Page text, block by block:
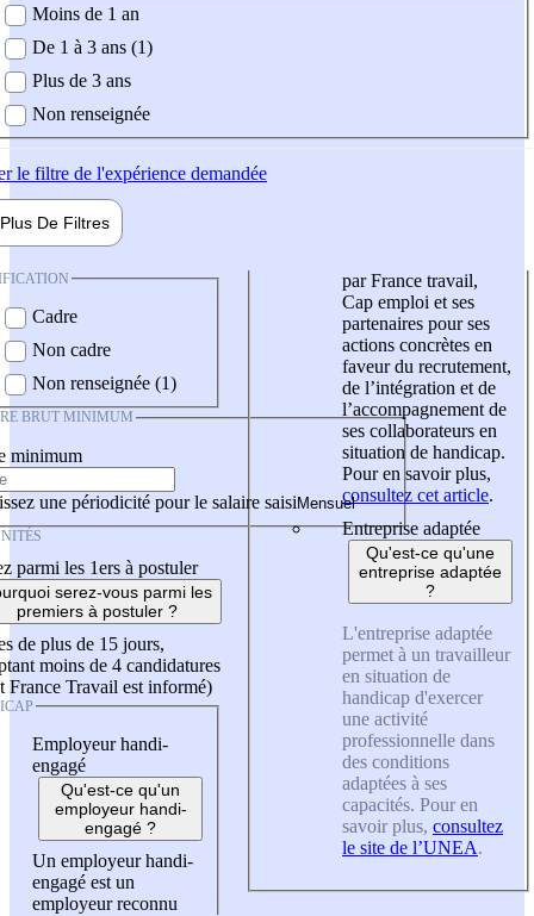
demandée
Moins de 1 an
De 1 à 3 ans (1)
Plus de 3 ans
Non renseignée
le filtre de l'expérience demandée
Plus De Filtres
Cadre
Non cadre
Non renseignée (1)
BRUT MINIMUM
minimum
une périodicité pour le salaire saisi
parmi les 1ers à postuler
serez-vous parmi les
premiers à postuler ?
de plus de 15 jours,
moins de 4 candidatures
France Travail est informé)
Employeur handi-
engagé
Qu'est-ce qu'un
employeur handi-
engagé ?
Un employeur handi-
engagé est un
employeur reconnu
par France travail,
Cap emploi et ses
partenaires pour ses
actions concrètes en
faveur du recrutement,
de l’intégration et de
l’accompagnement de
ses collaborateurs en
situation de handicap.
Pour en savoir plus,
consultez cet article.
Entreprise adaptée
Qu'est-ce qu'une
entreprise adaptée
?
L'entreprise adaptée
permet à un travailleur
en situation de
handicap d'exercer
une activité
professionnelle dans
des conditions
adaptées à ses
capacités. Pour en
savoir plus, consultez
le site de l’UNEA.